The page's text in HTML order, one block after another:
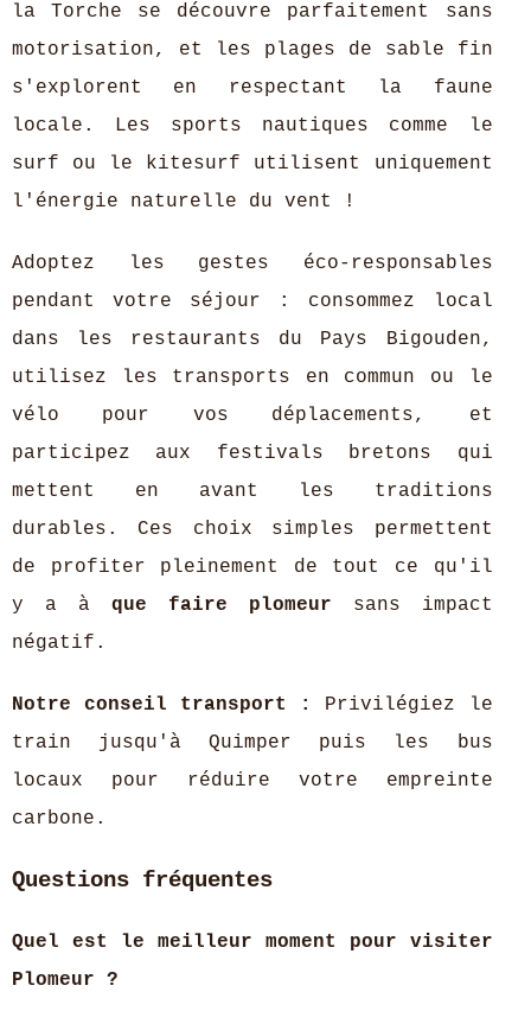
la Torche se découvre parfaitement sans
motorisation, et les plages de sable fin
s'explorent en respectant la faune
locale. Les sports nautiques comme le
surf ou le kitesurf utilisent uniquement
l'énergie naturelle du vent !
Adoptez les gestes éco-responsables
pendant votre séjour : consommez local
dans les restaurants du Pays Bigouden,
utilisez les transports en commun ou le
vélo pour vos déplacements, et
participez aux festivals bretons qui
mettent en avant les traditions
durables. Ces choix simples permettent
de profiter pleinement de tout ce qu'il
y a à que faire plomeur sans impact
négatif.
Notre conseil transport :
Privilégiez le
train jusqu'à Quimper puis les bus
locaux pour réduire votre empreinte
carbone.
Questions fréquentes
Quel est le meilleur moment pour visiter
Plomeur ?